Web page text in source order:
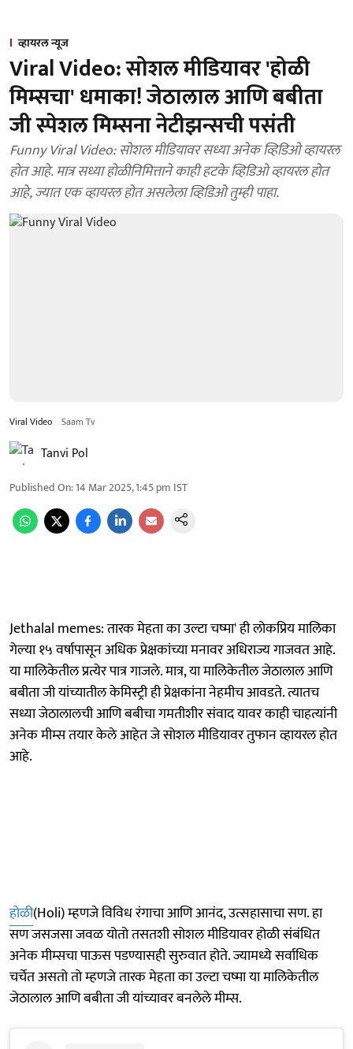
व्हायरल न्यूज
Viral Video: सोशल मीडियावर 'होळी
मिम्सचा' धमाका! जेठालाल आणि बबीता
जी स्पेशल मिम्सना नेटीझन्सची पसंती
Funny Viral Video: सोशल मीडियावर सध्या अनेक व्हिडिओ व्हायरल
होत आहे. मात्र सध्या होळीनिमित्ताने काही हटके व्हिडिओ व्हायरल होत
आहे, ज्यात एक व्हायरल होत असलेला व्हिडिओ तुम्ही पाहा.
Viral Video Saam Tv
Tanvi Pol
Published On:14 Mar 2025, 1:45 pm IST
Jethalal memes: तारक मेहता का उल्टा चष्मा' ही लोकप्रिय मालिका
गेल्या १५ वर्षापासून अधिक प्रेक्षकांच्या मनावर अधिराज्य गाजवत आहे.
या मालिकेतील प्रत्येर पात्र गाजले. मात्र, या मालिकेतील जेठालाल आणि
बबीता जी यांच्यातील केमिस्ट्री ही प्रेक्षकांना नेहमीच आवडते. त्यातच
सध्या जेठालालची आणि बबीचा गमतीशीर संवाद यावर काही चाहत्यांनी
अनेक मीम्स तयार केले आहेत जे सोशल मीडियावर तुफान व्हायरल होत
आहे.
होळी(Holi) म्हणजे विविध रंगाचा आणि आनंद, उत्सहासाचा सण. हा
सण जसजसा जवळ योतो तसतशी सोशल मीडियावर होळी संबंधित
अनेक मीम्सचा पाऊस पडण्यासही सुरुवात होते. ज्यामध्ये सर्वाधिक
चर्चेत असतो तो म्हणजे तारक मेहता का उल्टा चष्मा या मालिकेतील
जेठालाल आणि बबीता जी यांच्यावर बनलेले मीम्स.